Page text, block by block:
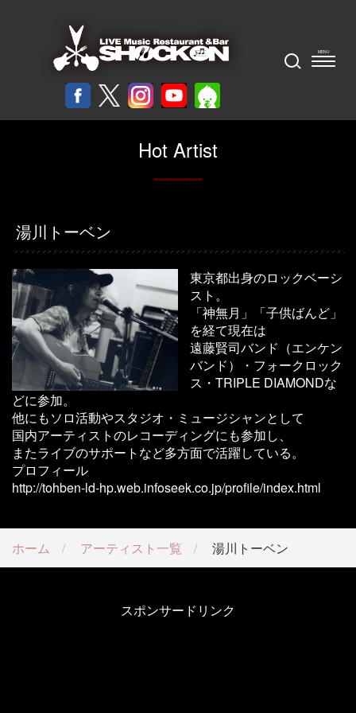
Hot Artist
湯川トーベン
東京都出身のロックベーシ
スト。
「神無月」「子供ばんど」
を経て現在は
遠藤賢司バンド（エンケン
バンド）・フォークロック
ス・TRIPLE DIAMONDな
どに参加。
他にもソロ活動やスタジオ・ミュージシャンとして
国内アーティストのレコーディングにも参加し、
またライブのサポートなど多方面で活躍している。
プロフィール
http://tohben-ld-hp.web.infoseek.co.jp/profile/index.html
ホーム アーティスト一覧 湯川トーベン
スポンサードリンク